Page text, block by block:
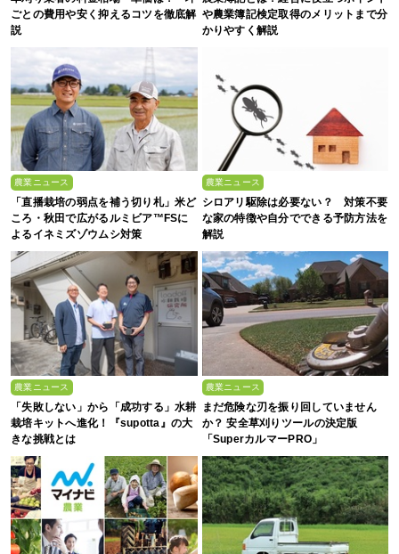
ごとの費用や安く抑えるコツを徹底解
説
や農業簿記検定取得のメリットまで分
かりやすく解説
農業ニュース
「直播栽培の弱点を補う切り札」米ど
ころ・秋田で広がるルミビア™FSに
よるイネミズゾウムシ対策
農業ニュース
シロアリ駆除は必要ない？ 対策不要
な家の特徴や自分でできる予防方法を
解説
農業ニュース
「失敗しない」から「成功する」水耕
栽培キットへ進化！『supotta』の大
きな挑戦とは
農業ニュース
まだ危険な刃を振り回していません
か？ 安全草刈りツールの決定版
「SuperカルマーPRO」